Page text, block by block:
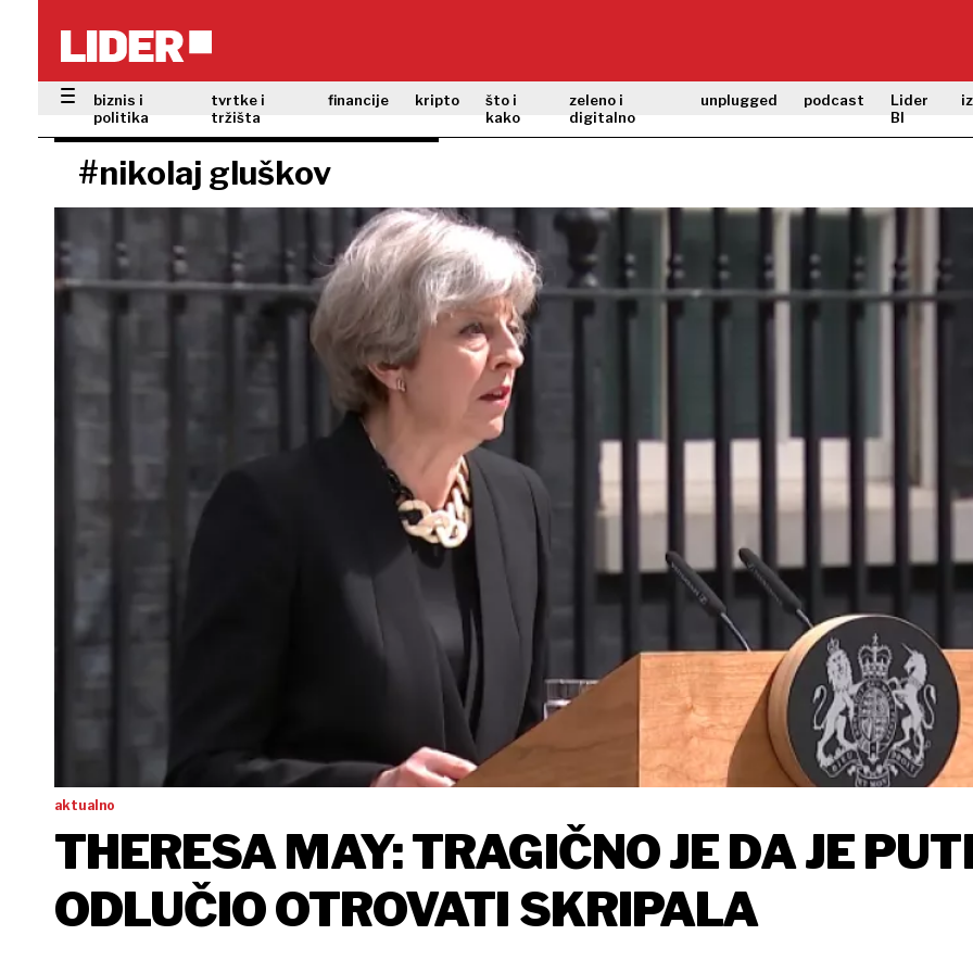
biznis i
politika
tvrtke i
tržišta
financije kripto
što i
kako
zeleno i
digitalno
unplugged podcast
Lider
BI
#nikolaj gluškov
aktualno
THERESA MAY: TRAGIČNO JE DA JE
ODLUČIO OTROVATI SKRIPALA